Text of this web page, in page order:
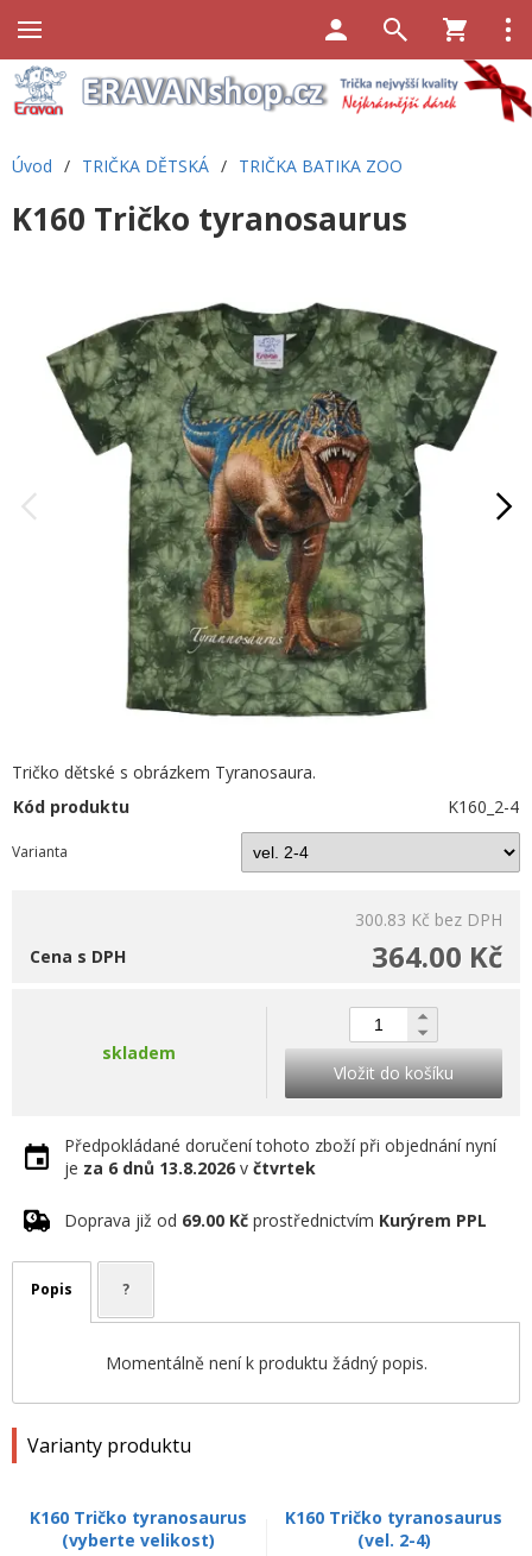
Úvod / TRIČKA DĚTSKÁ / TRIČKA BATIKA ZOO
K160 Tričko tyranosaurus
Tričko dětské s obrázkem Tyranosaura.
Kód produktu
K160_2-4
Varianta
300.83 Kč bez DPH
364.00 Kč
Cena s DPH
skladem
Vložit do košíku
Předpokládané doručení tohoto zboží při objednání nyní
je za 6 dnů 13.8.2026 v čtvrtek
Doprava již od 69.00 Kč prostřednictvím Kurýrem PPL
Popis ?
Momentálně není k produktu žádný popis.
Varianty produktu
K160 Tričko tyranosaurus
(vyberte velikost)
K160 Tričko tyranosaurus
(vel. 2-4)